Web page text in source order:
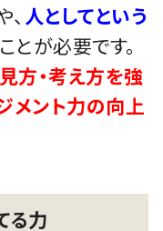
、 人としてという
とが必要です。
方・考え方を強
メント力の向上
る力